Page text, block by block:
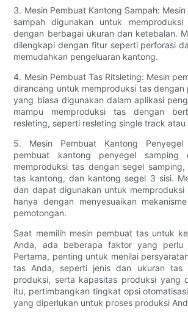
3. Mesin Pembuat Kantong Sampah:
sampah digunakan untuk
dengan berbagai ukuran dan ketebalan.
dilengkapi dengan fitur seperti perforasi
memudahkan pengeluaran kantong.
4. Mesin Pembuat Tas Ritsleting: Mesin
dirancang untuk memproduksi tas dengan
yang biasa digunakan dalam aplikasi
mampu memproduksi tas dengan
resleting, seperti resleting single track
5. Mesin Pembuat Kantong Penyegel
pembuat kantong penyegel samping
memproduksi tas dengan segel
tas kantong, dan kantong segel 3 sisi.
dan dapat digunakan untuk memproduksi
hanya dengan menyesuaikan
pemotongan.
Saat memilih mesin pembuat tas untuk
Anda, ada beberapa faktor yang perlu
Pertama, penting untuk menilai
tas Anda, seperti jenis dan ukuran tas
produksi, serta kapasitas produksi yang
itu, pertimbangkan tingkat opsi
yang diperlukan untuk proses produksi